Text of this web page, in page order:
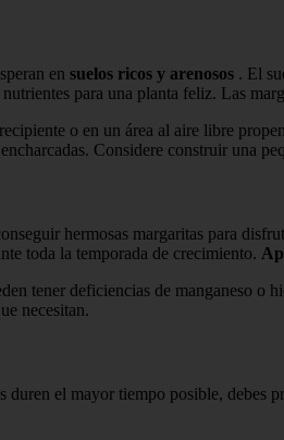
en suelos ricos y arenosos . El
para una planta feliz. Las
o en un área al aire libre
Considere construir una
hermosas margaritas para
toda la temporada de crecimiento.
tener deficiencias de manganeso o
necesitan.
duren el mayor tiempo posible, debes